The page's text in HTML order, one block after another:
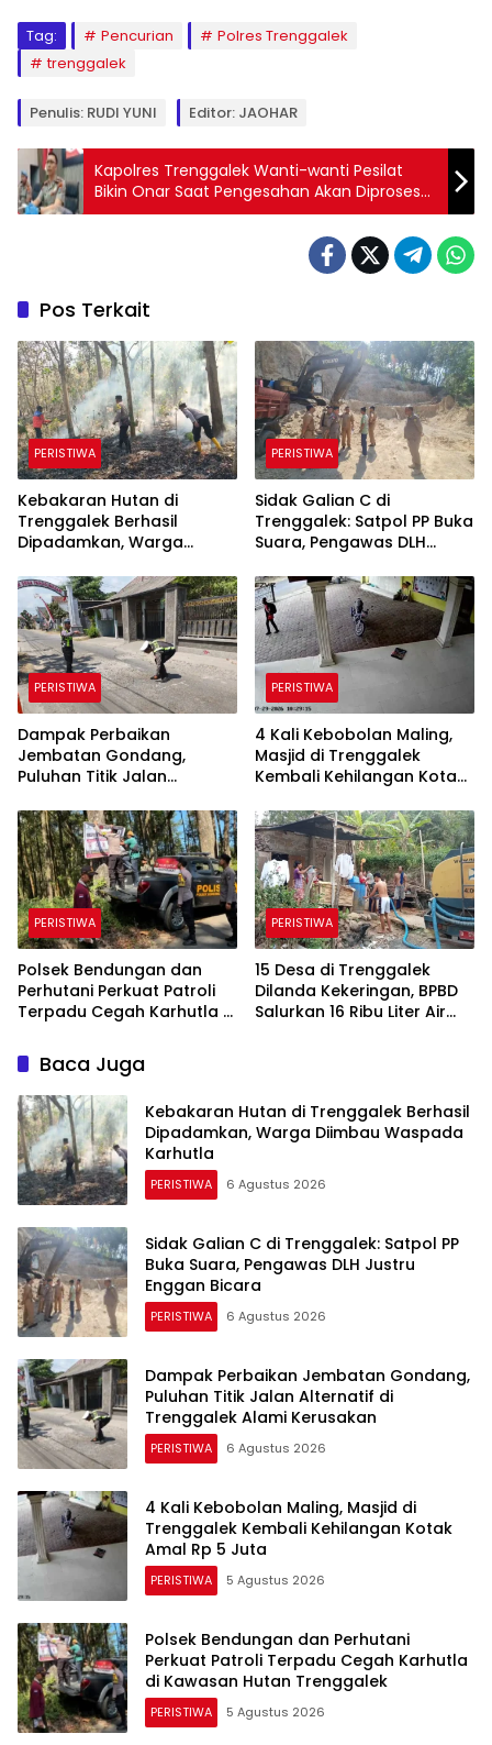
Tag: Pencurian
Polres Trenggalek
trenggalek
Penulis: RUDI YUNI Editor: JAOHAR
Kapolres Trenggalek Wanti-wanti Pesilat
Bikin Onar Saat Pengesahan Akan Diproses
Hukum
Pos Terkait
PERISTIWA
Kebakaran Hutan di
Trenggalek Berhasil
Dipadamkan, Warga
Karhutla
PERISTIWA
Sidak Galian C di
Trenggalek: Satpol PP Buka
Suara, Pengawas DLH
PERISTIWA
Dampak Perbaikan
Jembatan Gondang,
Puluhan Titik Jalan
Alami Kerusakan
PERISTIWA
4 Kali Kebobolan Maling,
Masjid di Trenggalek
Kembali Kehilangan Kotak
PERISTIWA
Polsek Bendungan dan
Perhutani Perkuat Patroli
Terpadu Cegah Karhutla di
Trenggalek
PERISTIWA
15 Desa di Trenggalek
Dilanda Kekeringan, BPBD
Salurkan 16 Ribu Liter Air
Baca Juga
Kebakaran Hutan di Trenggalek Berhasil
Dipadamkan, Warga Diimbau Waspada
Karhutla
PERISTIWA 6 Agustus 2026
Sidak Galian C di Trenggalek: Satpol PP
Buka Suara, Pengawas DLH Justru
Enggan Bicara
PERISTIWA 6 Agustus 2026
Dampak Perbaikan Jembatan Gondang,
Puluhan Titik Jalan Alternatif di
Trenggalek Alami Kerusakan
PERISTIWA 6 Agustus 2026
4 Kali Kebobolan Maling, Masjid di
Trenggalek Kembali Kehilangan Kotak
Amal Rp 5 Juta
PERISTIWA 5 Agustus 2026
Polsek Bendungan dan Perhutani
Perkuat Patroli Terpadu Cegah Karhutla
di Kawasan Hutan Trenggalek
PERISTIWA 5 Agustus 2026